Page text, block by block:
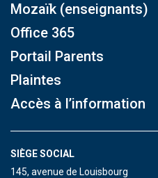
Mozaïk (enseignants)
Office 365
Portail Parents
Plaintes
Accès à l’information
SIÈGE SOCIAL
145, avenue de Louisbourg